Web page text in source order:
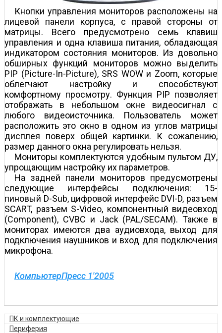
Кнопки управления мониторов расположены на
лицевой панели корпуса, с правой стороны от
матрицы. Всего предусмотрено семь клавиш
управления и одна клавиша питания, обладающая
индикатором состояния мониторов. Из довольно
обширных функций мониторов можно выделить
PIP (Picture-In-Picture), SRS WOW и Zoom, которые
облегчают настройку и способствуют
комфортному просмотру. Функция PIP позволяет
отображать в небольшом окне видеосигнал с
любого видеоисточника. Пользователь может
расположить это окно в одном из углов матрицы
дисплея поверх общей картинки. К сожалению,
размер данного окна регулировать нельзя.
Мониторы комплектуются удобным пультом ДУ,
упрощающим настройку их параметров.
На задней панели мониторов предусмотрены
следующие интерфейсы подключения: 15-
пиновый D-Sub, цифровой интерфейс DVI-D, разъем
SCART, разъем S-Video, компонентный видеовход
(Component), CVBC и Jack (PAL/SECAM). Также в
мониторах имеются два аудиовхода, выход для
подключения наушников и вход для подключения
микрофона.
КомпьютерПресс 1'2005
ПК и комплектующие
Периферия